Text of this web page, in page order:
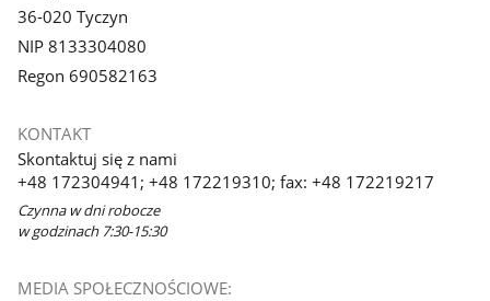
36-020 Tyczyn
NIP 8133304080
Regon 690582163
KONTAKT
Skontaktuj się z nami
+48 172304941; +48 172219310; fax: +48 172219217
Czynna w dni robocze
w godzinach 7:30-15:30
MEDIA SPOŁECZNOŚCIOWE: